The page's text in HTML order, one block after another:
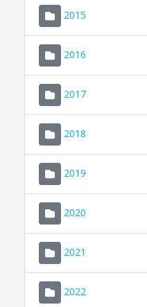
2015
2016
2017
2018
2019
2020
2021
2022